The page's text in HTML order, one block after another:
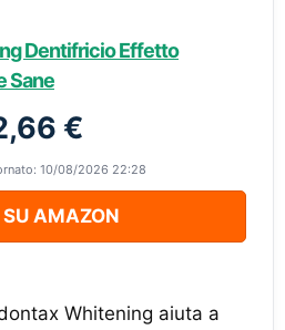
Dentifricio Effetto
Sane
€
10/08/2026 22:28
SU AMAZON
Whitening aiuta a